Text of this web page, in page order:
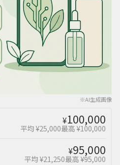
※AI生成画像
¥100,000
平均 ¥25,000最高 ¥100,000
¥95,000
平均 ¥21,250最高 ¥95,000